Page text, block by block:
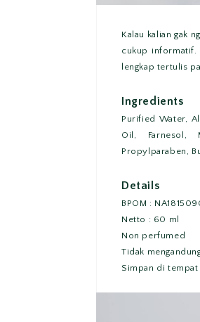
Kalau kalian gak
cukup informatif.
lengkap tertulis
Ingredients
Purified Water,
Oil, Farnesol,
Propylparaben,
Details
BPOM :
Netto : 60 ml
Non perfumed
Tidak
Simpan di tempat